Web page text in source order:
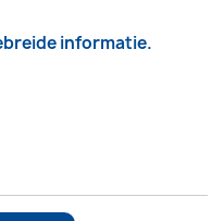
informatie.